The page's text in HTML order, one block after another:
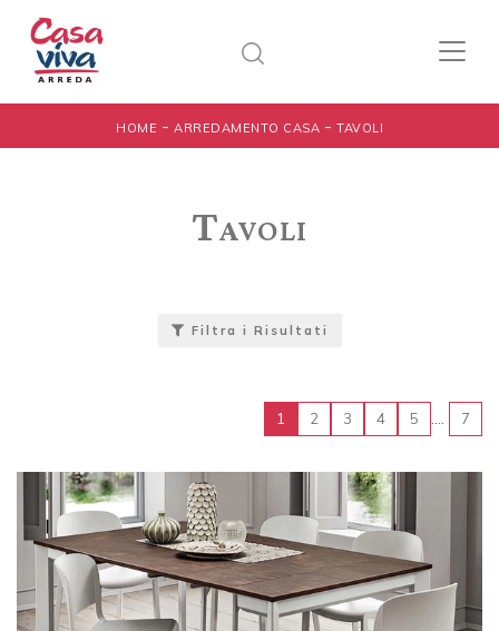
HOME - ARREDAMENTO CASA - TAVOLI
Tavoli
Filtra i Risultati
1 2 3 4 5 7